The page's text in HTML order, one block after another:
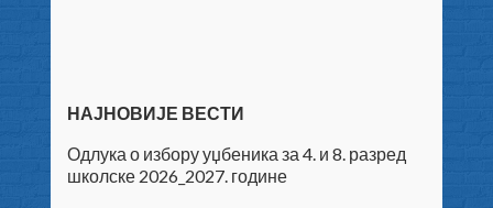
НАЈНОВИЈЕ ВЕСТИ
Одлука о избору уџбеника за 4. и 8. разред
школске 2026_2027. године